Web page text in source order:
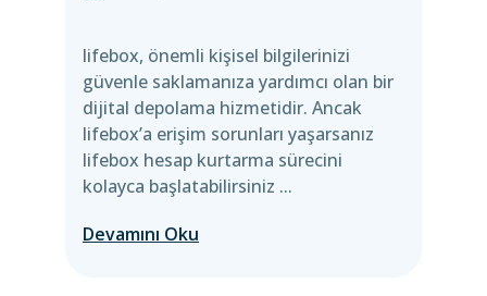
lifebox, önemli kişisel bilgilerinizi
güvenle saklamanıza yardımcı olan bir
dijital depolama hizmetidir. Ancak
lifebox’a erişim sorunları yaşarsanız
lifebox hesap kurtarma sürecini
kolayca başlatabilirsiniz ...
Devamını Oku